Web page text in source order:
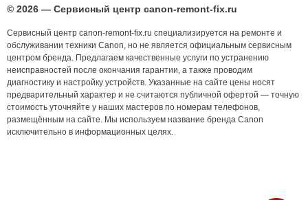
© 2026 — Сервисный центр canon-remont-fix.ru
Сервисный центр canon-remont-fix.ru специализируется на ремонте и
обслуживании техники Canon, но не является официальным сервисным
центром бренда. Предлагаем качественные услуги по устранению
неисправностей после окончания гарантии, а также проводим
диагностику и настройку устройств. Указанные на сайте цены носят
предварительный характер и не считаются публичной офертой — точную
стоимость уточняйте у наших мастеров по номерам телефонов,
размещённым на сайте. Мы используем название бренда Canon
исключительно в информационных целях.